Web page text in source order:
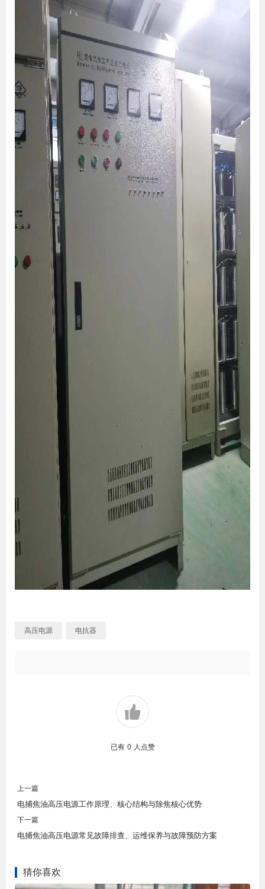
高压电源 电抗器
已有 0 人点赞
上一篇
电捕焦油高压电源工作原理、核心结构与除焦核心优势
下一篇
电捕焦油高压电源常见故障排查、运维保养与故障预防方案
猜你喜欢